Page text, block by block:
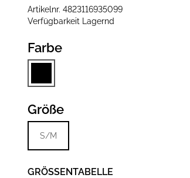
Artikelnr.4823116935099
Verfügbarkeit
Lagernd
Farbe
Größe
S/M
GRÖSSENTABELLE